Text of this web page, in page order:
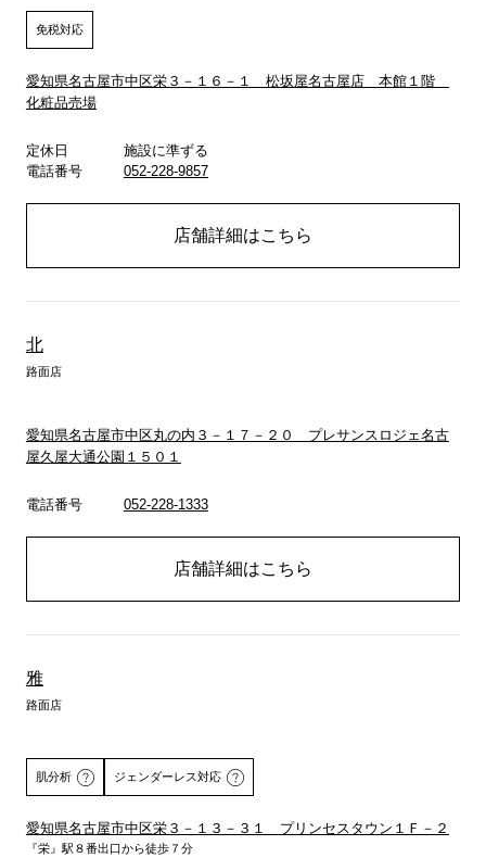
免税対応
愛知県名古屋市中区栄３－１６－１ 松坂屋名古屋店 本館１階
化粧品売場
定休日
施設に準ずる
電話番号
052-228-9857
店舗詳細はこちら
北
路面店
愛知県名古屋市中区丸の内３－１７－２０ プレサンスロジェ名古
屋久屋大通公園１５０１
電話番号 052-228-1333
店舗詳細はこちら
雅
路面店
肌分析 ジェンダーレス対応
愛知県名古屋市中区栄３－１３－３１ プリンセスタウン１Ｆ－２
『栄』駅８番出口から徒歩７分